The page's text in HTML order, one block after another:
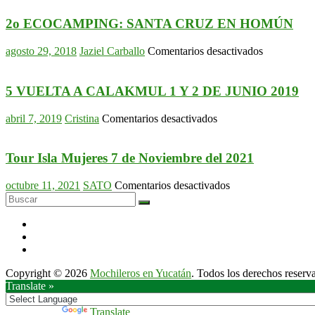
2o ECOCAMPING: SANTA CRUZ EN HOMÚN
agosto 29, 2018 Jaziel Carballo Comentarios desactivadosen
SANTA
CRUZ
5 VUELTA A CALAKMUL 1 Y 2 DE JUNIO 2019
abril 7, 2019 Cristina Comentarios desactivadosen
A
1
Tour Isla Mujeres 7 de Noviembre del 2021
octubre 11, 2021 SATO Comentarios desactivadosen
del
Copyright © 2026 Mochileros en Yucatán. Todos los derechos
Translate »
Translate